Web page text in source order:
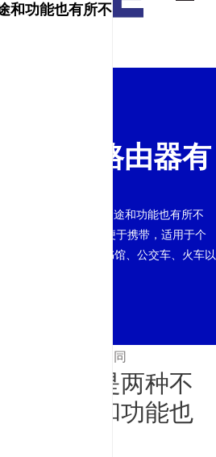
家用路由器有
同的网络设备，其用途和功能也有所不
动WiFi体积小巧，便于携带，适用于个
旅行、咖啡馆、图书馆、公交车、火车以
等。家用…
家用路由器有何不同
和功能也有所不
路由器是两种不
其用途和功能也